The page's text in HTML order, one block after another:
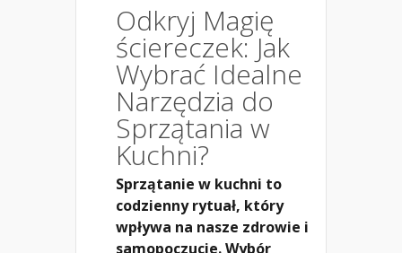
Odkryj Magię
ściereczek: Jak
Wybrać Idealne
Narzędzia do
Sprzątania w
Kuchni?
Sprzątanie w kuchni to
codzienny rytuał, który
wpływa na nasze zdrowie i
samopoczucie. Wybór